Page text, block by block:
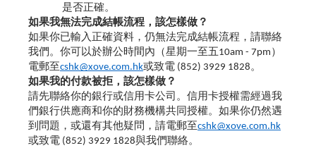
是否正確。
如果我無法完成結帳流程，該怎樣做？
如果你已輸入正確資料，仍無法完成結帳流程，請聯絡
我們。你可以於辦公時間內（星期一至五10am - 7pm）
電郵至cshk@xove.com.hk或致電 (852) 3929 1828。
如果我的付款被拒，該怎樣做？
請先聯絡你的銀行或信用卡公司。信用卡授權需經過我
們銀行供應商和你的財務機構共同授權。如果你仍然遇
到問題，或還有其他疑問，請電郵至cshk@xove.com.hk
或致電 (852) 3929 1828與我們聯絡。